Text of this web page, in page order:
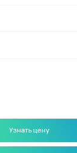
Узнать цену